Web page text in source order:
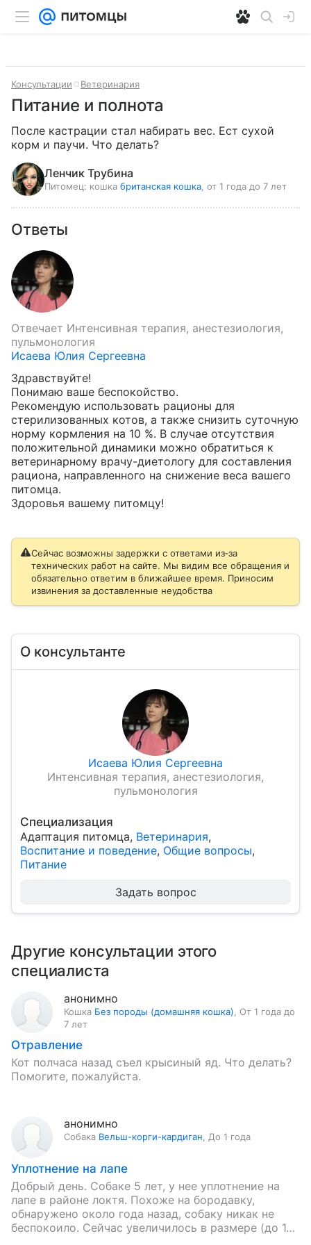
Консультации Ветеринария
Питание и полнота
После кастрации стал набирать вес. Ест сухой
корм и паучи. Что делать?
Ленчик Трубина
Питомец: кошка британская кошка , от 1 года до 7 лет
Ответы
Отвечает Интенсивная терапия, анестезиология,
пульмонология
Исаева Юлия Сергеевна
Здравствуйте!
Понимаю ваше беспокойство.
Рекомендую использовать рационы для
стерилизованных котов, а также снизить суточную
норму кормления на 10 %. В случае отсутствия
положительной динамики можно обратиться к
ветеринарному врачу-диетологу для составления
рациона, направленного на снижение веса вашего
питомца.
Здоровья вашему питомцу!
Сейчас возможны задержки с ответами из‑за
технических работ на сайте. Мы видим все обращения и
обязательно ответим в ближайшее время. Приносим
извинения за доставленные неудобства
О консультанте
Исаева Юлия Сергеевна
Интенсивная терапия, анестезиология,
пульмонология
Специализация
Адаптация питомца, Ветеринария,
Воспитание и поведение, Общие вопросы,
Питание
Задать вопрос
Другие консультации этого
специалиста
анонимно
Кошка Без породы (домашняя кошка)
От 1 года до
7 лет
Отравление
Кот полчаса назад съел крысиный яд. Что делать?
Помогите, пожалуйста.
анонимно
Собака Вельш-корги-кардиган До 1 года
Уплотнение на лапе
Добрый день. Собаке 5 лет, у нее уплотнение на
лапе в районе локтя. Похоже на бородавку,
обнаружено около года назад, собаку никак не
беспокоило. Сейчас увеличилось в размере (до 1…